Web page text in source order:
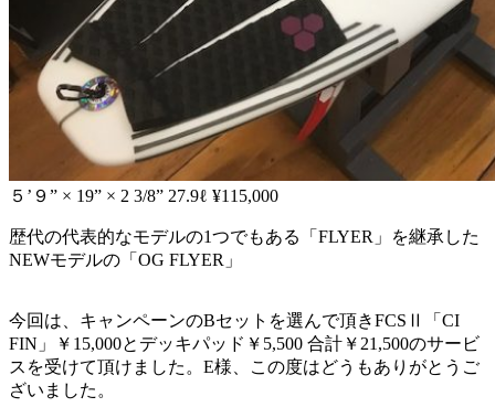
５’９” × 19” × 2 3/8” 27.9ℓ ¥115,000
歴代の代表的なモデルの1つでもある「FLYER」を継承した
NEWモデルの「OG FLYER」
今回は、キャンペーンのBセットを選んで頂きFCSⅡ「CI
FIN」￥15,000とデッキパッド￥5,500 合計￥21,500のサービ
スを受けて頂けました。E様、この度はどうもありがとうご
ざいました。